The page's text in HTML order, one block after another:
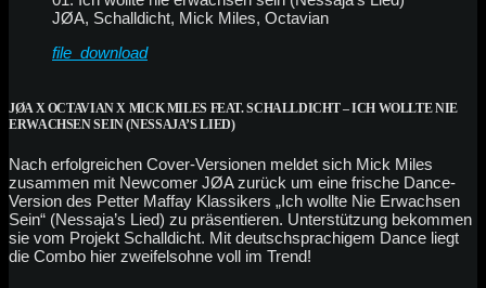
JØA, Schalldicht, Mick Miles, Octavian
file_download
JØA X OCTAVIAN X MICK MILES FEAT. SCHALLDICHT – ICH WOLLTE NIE
ERWACHSEN SEIN (NESSAJA’S LIED)
Nach erfolgreichen Cover-Versionen meldet sich Mick Miles
zusammen mit Newcomer JØA zurück um eine frische Dance-
Version des Petter Maffay Klassikers „Ich wollte Nie Erwachsen
Sein“ (Nessaja’s Lied) zu präsentieren. Unterstützung bekommen
sie vom Projekt Schalldicht. Mit deutschsprachigem Dance liegt
die Combo hier zweifelsohne voll im Trend!